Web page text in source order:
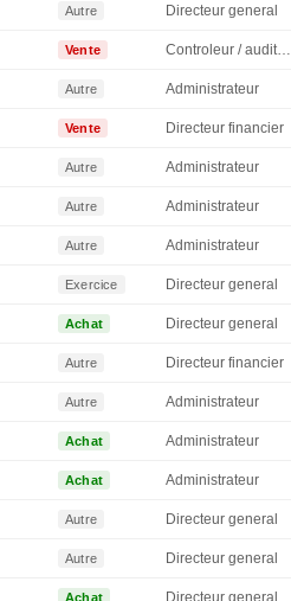
Autre Directeur general
Vente Controleur / auditeur
Autre Administrateur
Vente Directeur financier
Autre Administrateur
Autre Administrateur
Autre Administrateur
Exercice Directeur general
Achat Directeur general
Autre Directeur financier
Autre Administrateur
Achat Administrateur
Achat Administrateur
Autre Directeur general
Autre Directeur general
Achat Directeur general